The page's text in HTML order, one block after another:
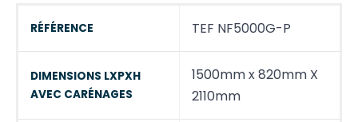
RÉFÉRENCE TEF NF5000G-P
DIMENSIONS LXPXH
AVEC CARÉNAGES
1500mm x 820mm X
2110mm